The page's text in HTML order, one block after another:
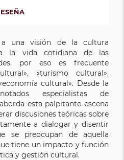
una visión de la cultura
la vida cotidiana de las
por eso es frecuente
«turismo cultural»,
cultural». Desde la
especialistas de
esta palpitante escena
discusiones teóricas sobre
a dialogar y disentir
se preocupan de aquella
tiene un impacto y función
y gestión cultural.